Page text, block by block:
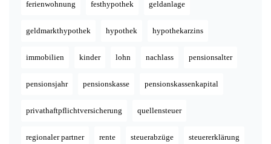
ferienwohnung festhypothek geldanlage
geldmarkthypothek hypothek hypothekarzins
immobilien kinder lohn nachlass pensionsalter
pensionsjahr pensionskasse pensionskassenkapital
privathaftpflichtversicherung quellensteuer
regionaler partner rente steuerabzüge steuererklärung